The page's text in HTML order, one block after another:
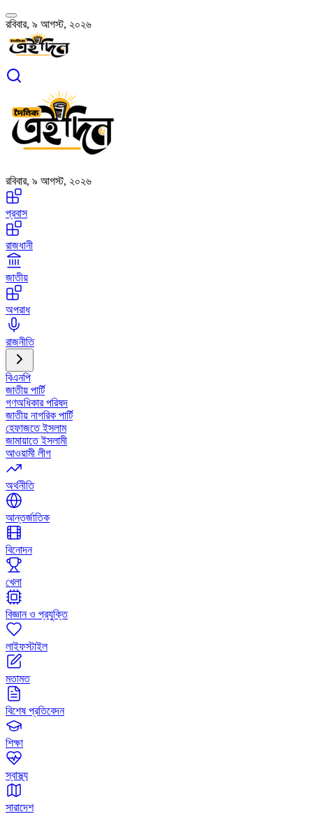
রবিবার, ৯ আগস্ট, ২০২৬
রবিবার, ৯ আগস্ট, ২০২৬
প্রবাস
রাজধানী
জাতীয়
অপরাধ
রাজনীতি
বিএনপি
জাতীয় পার্টি
গণঅধিকার পরিষদ
জাতীয় নাগরিক পার্টি
হেফাজতে ইসলাম
জামায়াতে ইসলামী
আওয়ামী লীগ
অর্থনীতি
আন্তর্জাতিক
বিনোদন
খেলা
বিজ্ঞান ও প্রযুক্তি
লাইফস্টাইল
মতামত
বিশেষ প্রতিবেদন
শিক্ষা
স্বাস্থ্য
সারাদেশ